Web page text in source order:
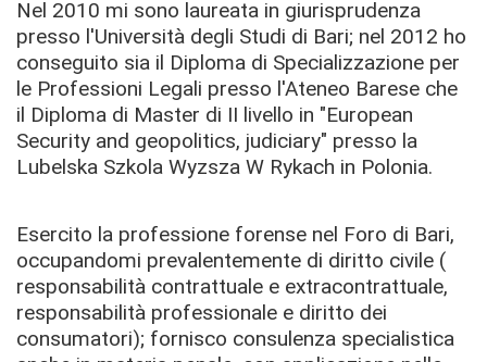
Nel 2010 mi sono laureata in giurisprudenza
presso l'Università degli Studi di Bari; nel 2012 ho
conseguito sia il Diploma di Specializzazione per
le Professioni Legali presso l'Ateneo Barese che
il Diploma di Master di II livello in "European
Security and geopolitics, judiciary" presso la
Lubelska Szkola Wyzsza W Rykach in Polonia.
Esercito la professione forense nel Foro di Bari,
occupandomi prevalentemente di diritto civile (
responsabilità contrattuale e extracontrattuale,
responsabilità professionale e diritto dei
consumatori); fornisco consulenza specialistica